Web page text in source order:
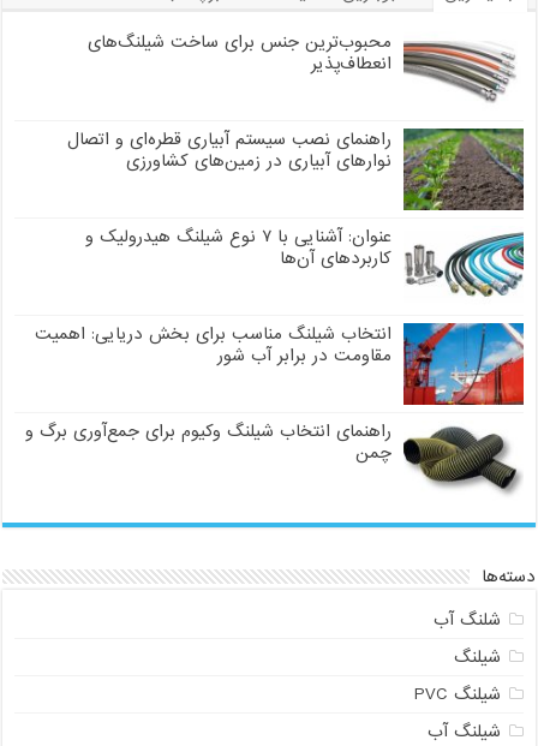
محبوب‌ترین جنس برای ساخت شیلنگ‌های
انعطاف‌پذیر
راهنمای نصب سیستم آبیاری قطره‌ای و اتصال
نوارهای آبیاری در زمین‌های کشاورزی
عنوان: آشنایی با ۷ نوع شیلنگ هیدرولیک و
کاربردهای آن‌ها
انتخاب شیلنگ مناسب برای بخش دریایی: اهمیت
مقاومت در برابر آب شور
راهنمای انتخاب شیلنگ وکیوم برای جمع‌آوری برگ و
چمن
دسته‌ها
شلنگ آب
شیلنگ
شیلنگ PVC
شیلنگ آب